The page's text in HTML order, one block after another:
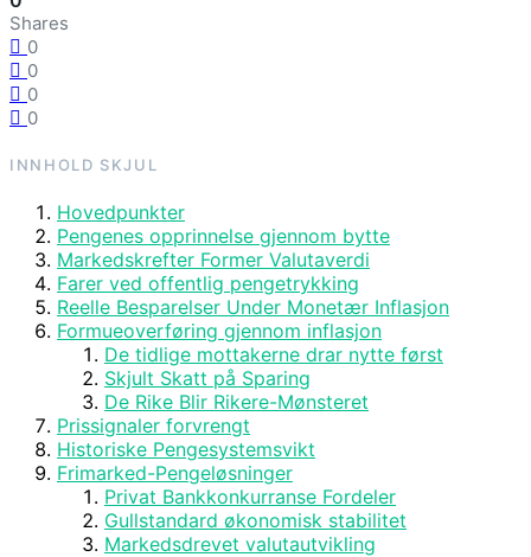
Shares
0
0
0
0
INNHOLD SKJUL
Hovedpunkter
Pengenes opprinnelse gjennom bytte
Markedskrefter Former Valutaverdi
Farer ved offentlig pengetrykking
Reelle Besparelser Under Monetær Inflasjon
Formueoverføring gjennom inflasjon
De tidlige mottakerne drar nytte først
Skjult Skatt på Sparing
De Rike Blir Rikere-Mønsteret
Prissignaler forvrengt
Historiske Pengesystemsvikt
Frimarked-Pengeløsninger
Privat Bankkonkurranse Fordeler
Gullstandard økonomisk stabilitet
Markedsdrevet valutautvikling